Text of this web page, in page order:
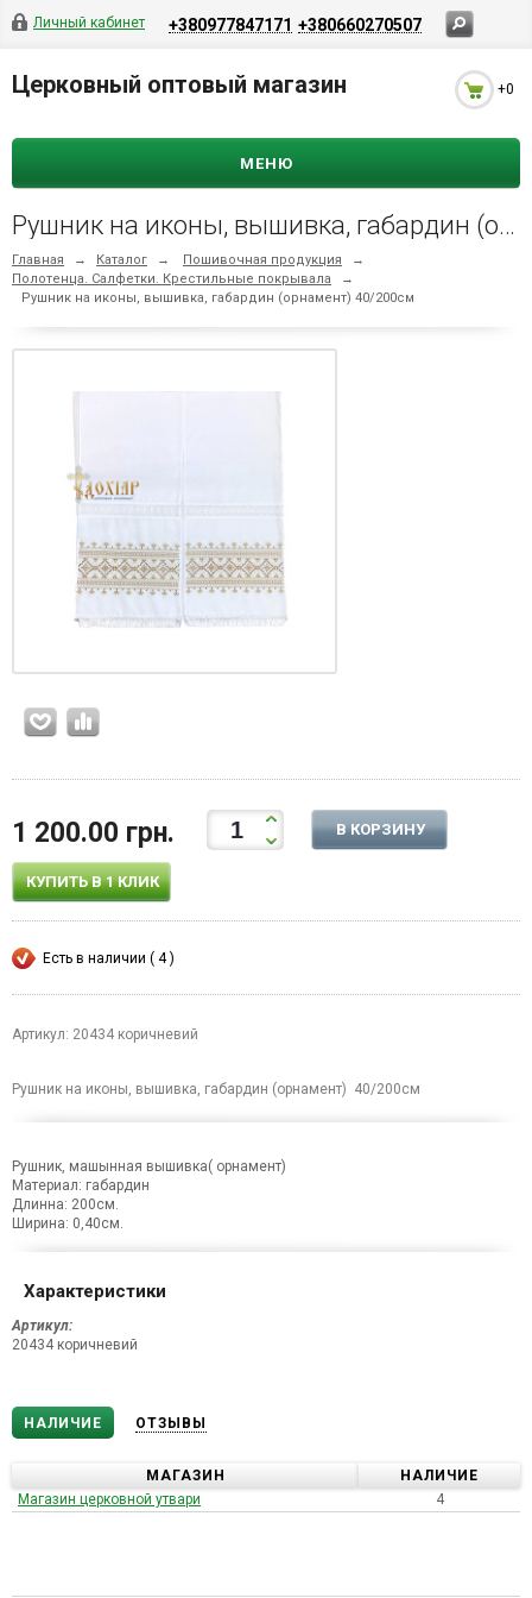
Личный кабинет +380977847171 +380660270507
Церковный оптовый магазин +0
МЕНЮ
Рушник на иконы, вышивка, габардин (орнамент) 40/200см
Главная → Каталог → Пошивочная продукция
→
Полотенца. Салфетки. Крестильные покрывала
→
Рушник на иконы, вышивка, габардин (орнамент) 40/200см
1 200.00 грн. В КОРЗИНУ
КУПИТЬ В 1 КЛИК
Есть в наличии ( 4 )
Артикул: 20434 коричневий
Рушник на иконы, вышивка, габардин (орнамент) 40/200см
Рушник, машынная вышивка( орнамент)
Материал: габардин
Длинна: 200см.
Ширина: 0,40см.
Характеристики
Артикул:
20434 коричневий
НАЛИЧИЕ ОТЗЫВЫ
МАГАЗИН
НАЛИЧИЕ
Магазин церковной утвари
4